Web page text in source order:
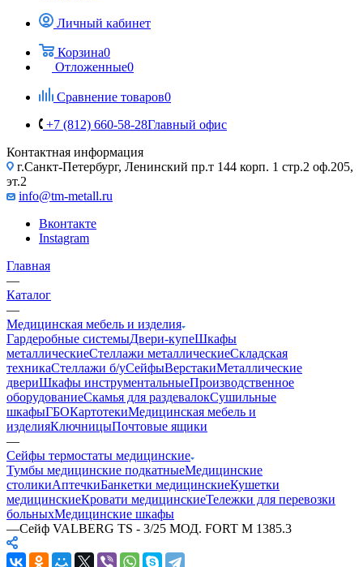
Личный кабинет
Корзина0
Отложенные0
Сравнение товаров0
+7 (812) 660-58-28Главный офис
Контактная информация
г.Санкт-Петербург, Ленинский пр.т 144 корп. 1 стр.2 оф.205,
эт.2
info@tm-metall.ru
Вконтакте
Instagram
Главная
—
Каталог
—
Медицинская мебель и изделия
Гардеробные системыДвери-купеШкафы
металлическиеСтеллажи металлическиеСкладская
техникаСтеллажи б/уСейфыВерстакиМеталлические
двериШкафы инструментальныеПроизводственное
оборудованиеСкамья для раздевалокСушильные
шкафыГБОКартотекиМедицинская мебель и
изделияКлючницыПочтовые ящики
—
Сейфы термостаты медицинские
Тумбы медицинские подкатныеМедицинские
столикиАптечкиБанкетки медицинскиеКушетки
медицинскиеКровати медицинскиеТележки для перевозки
больныхМедицинские шкафы
—Сейф VALBERG TS - 3/25 МОД. FORT M 1385.3